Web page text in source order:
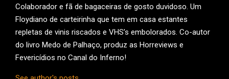
Colaborador e fã de bagaceiras de gosto duvidoso. Um
Floydiano de carteirinha que tem em casa estantes
repletas de vinis riscados e VHS’s embolorados. Co-autor
do livro Medo de Palhaço, produz as Horreviews e
Fevericídios no Canal do Inferno!